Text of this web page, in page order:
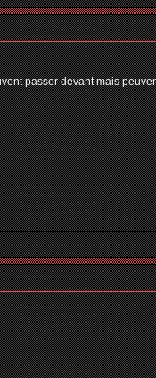
passer devant mais